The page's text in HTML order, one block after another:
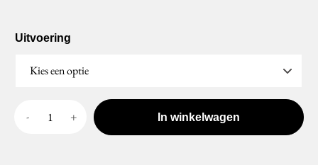
Uitvoering
In winkelwagen